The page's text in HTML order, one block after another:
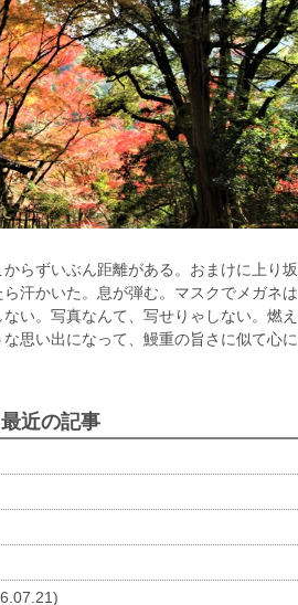
らずいぶん距離がある。おまけに上り坂
汗かいた。息が弾む。マスクでメガネは
い。写真なんて、写せりゃしない。燃え
思い出になって、鰻重の旨さに似て心に
最近の記事